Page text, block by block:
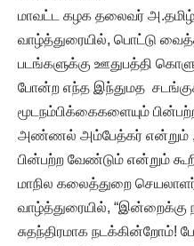
மாவட்ட கழக தலைவர்
வாழ்த்துரையில், பொட்டு
படங்களுக்கு ஊதுபத்தி
போன்ற எந்த இந்துமத
மூடநம்பிக்கைகளையும்
அண்ணல் அம்பேத்கர் என்றும்
பின்பற்ற வேண்டும் என்றும்
மாநில கலைத்துறை
வாழ்த்துரையில், “இன்றைக்கு
சுதந்திரமாக நடக்கின்றோம்!